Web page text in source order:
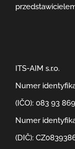
ITS-AIM s.r.o.
Numer
(IČO): 083 93 869
Numer
(DIČ):